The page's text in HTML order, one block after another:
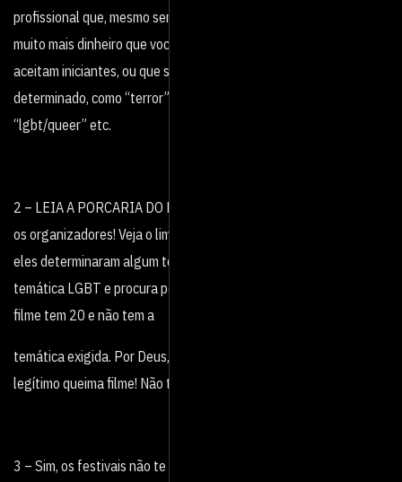
profissional que, mesmo sem ser muito criativa, faz as coisas com
muito mais dinheiro que você. Se você puder, prefira festivais que
aceitam iniciantes, ou que são dirigidos especialmente a um nicho
determinado, como “terror”, “underground”, “meio ambiente”,
“lgbt/queer” etc.
2 – LEIA A PORCARIA DO REGULAMENTO. Poxa vida, não irrite
os organizadores! Veja o limite de minutagem do festival, veja se
eles determinaram algum tema. Por exemplo, o festival tem
temática LGBT e procura por filmes de até 15 minutos. O seu
filme tem 20 e não tem a
temática exigida. Por Deus, por que você vai inscrever? Isso é um
legítimo queima filme! Não tenha isso no seu currículo.
3 – Sim, os festivais não te perseguem! É realmente essa a